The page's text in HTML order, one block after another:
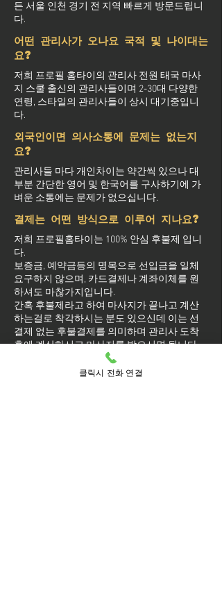
든 서울 인천 경기 전 지역 빠르게 방문드립니
다.
어떤 관리사가 오나요 국적 및 나이대는
요?
저희 프로필 홈타이의 관리사 전원 태국 마사
지 스쿨 출신의 관리사들이며 2-30대 다양한
연령, 스타일의 관리사들이 상시 대기중입니
다.
외국인이면 의사소통에 문제는 없는지
요?
관리사들 마다 개인차이는 약간씩 있으나 대
부분 간단한 영어 및 한국어를 구사하기에 가
벼운 소통에는 문제가 없으십니다.
결제는 어떤 방식으로 이루어 지나요?
저희 프로필홈타이는 100% 안심 후불제 입니
다.
보증금, 예약금등의 명목으로 선입금을 일체
요구하지 않으며, 카드결제나 계좌이체를 원
하셔도 마찮가지입니다.
간혹 후불제라고 하여 마사지가 끝나고 계산
하는걸로 착각하시는 분도 있으신데 이는 선
결제 없는 후불결제를 의미하며 관리사 도착
후에 계산하시고 마사지를 받으시면 됩니다.
마사지를 받는 도중에 코스변경이 가능
클릭시 전화 연결